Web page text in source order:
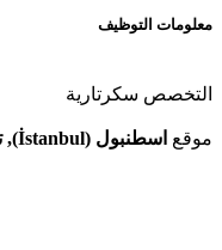
معلومات التوظيف
التخصص سكرتارية
موقع اسطنبول (İstanbul), تركيا (Türkiye)